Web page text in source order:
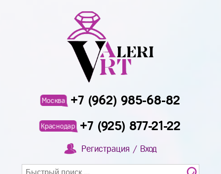
Москва +7 (962) 985-68-82
Краснодар +7 (925) 877-21-22
Регистрация / Вход